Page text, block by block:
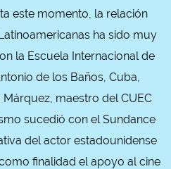
este momento, la relación
ha sido muy
la Escuela Internacional de
de los Baños, Cuba,
maestro del CUEC
sucedió con el Sundance
del actor estadounidense
finalidad el apoyo al cine